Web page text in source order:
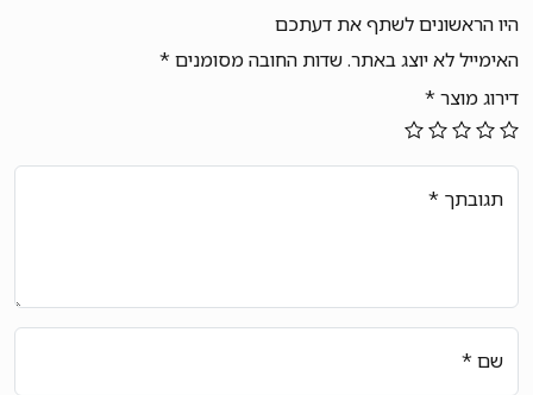
היו הראשונים לשתף את דעתכם
האימייל לא יוצג באתר.שדות החובה מסומנים *
דירוג מוצר *
תגובתך *
שם *